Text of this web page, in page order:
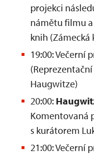
projekci
námětu filmu
knih (Zámecká
19:00: Večerní
Haugwitze)
20:00:
Komentovaná
s kurátorem
21:00: Večerní